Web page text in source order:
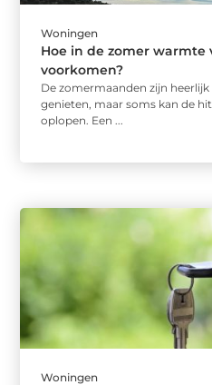
Woningen
Hoe in de zomer warmte
voorkomen?
De zomermaanden zijn
genieten, maar soms kan de
oplopen. Een ...
Woningen